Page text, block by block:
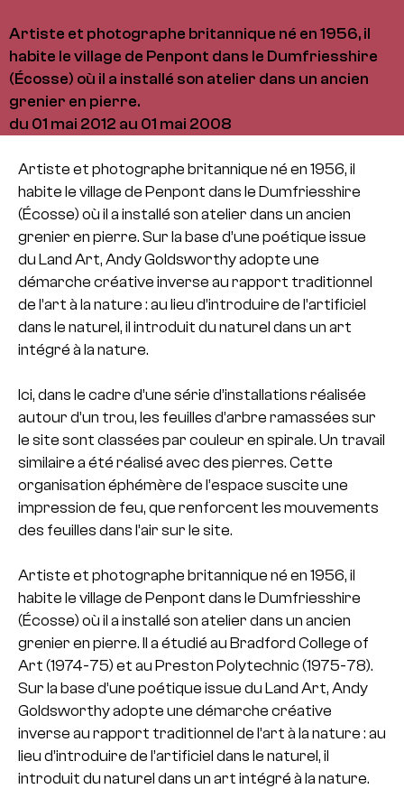
Artiste et photographe britannique né en 1956, il
habite le village de Penpont dans le Dumfriesshire
(Écosse) où il a installé son atelier dans un ancien
grenier en pierre.
du 01 mai 2012 au 01 mai 2008
Artiste et photographe britannique né en 1956, il
habite le village de Penpont dans le Dumfriesshire
(Écosse) où il a installé son atelier dans un ancien
grenier en pierre. Sur la base d’une poétique issue
du Land Art, Andy Goldsworthy adopte une
démarche créative inverse au rapport traditionnel
de l’art à la nature : au lieu d’introduire de l’artificiel
dans le naturel, il introduit du naturel dans un art
intégré à la nature.
Ici, dans le cadre d’une série d’installations réalisée
autour d’un trou, les feuilles d’arbre ramassées sur
le site sont classées par couleur en spirale. Un travail
similaire a été réalisé avec des pierres. Cette
organisation éphémère de l’espace suscite une
impression de feu, que renforcent les mouvements
des feuilles dans l’air sur le site.
Artiste et photographe britannique né en 1956, il
habite le village de Penpont dans le Dumfriesshire
(Écosse) où il a installé son atelier dans un ancien
grenier en pierre. Il a étudié au Bradford College of
Art (1974-75) et au Preston Polytechnic (1975-78).
Sur la base d’une poétique issue du Land Art, Andy
Goldsworthy adopte une démarche créative
inverse au rapport traditionnel de l’art à la nature : au
lieu d’introduire de l’artificiel dans le naturel, il
introduit du naturel dans un art intégré à la nature.